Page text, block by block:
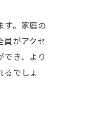
す。家庭の
がアクセ
き、より
るでしょ